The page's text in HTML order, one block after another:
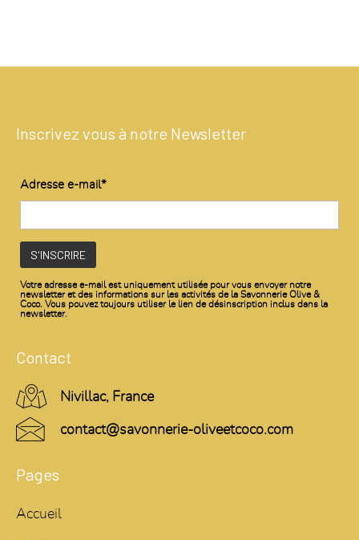
Inscrivez vous à notre Newsletter
Adresse e-mail*
Votre adresse e-mail est uniquement utilisée pour vous envoyer notre
newsletter et des informations sur les activités de la Savonnerie Olive &
Coco. Vous pouvez toujours utiliser le lien de désinscription inclus dans la
newsletter.
Contact
Nivillac, France
contact@savonnerie-oliveetcoco.com
Pages
Accueil